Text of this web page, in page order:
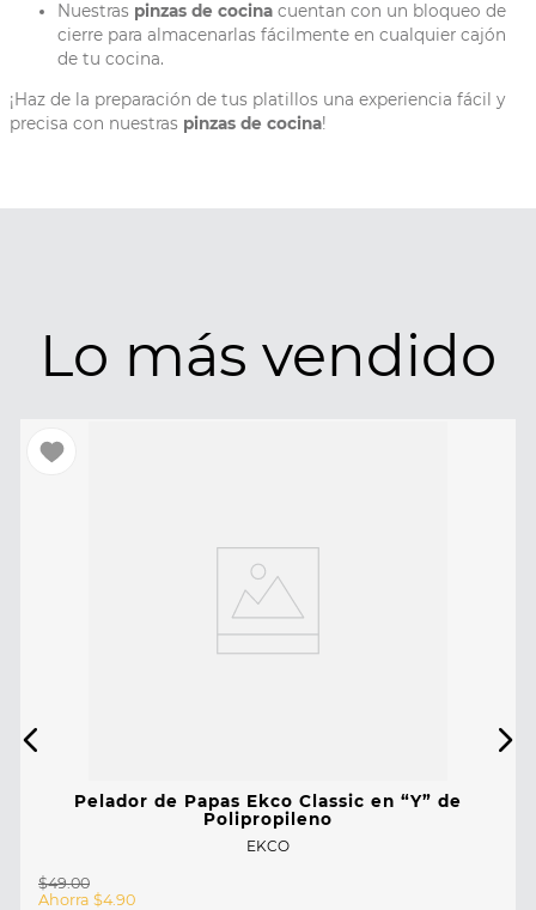
Nuestras pinzas de cocina cuentan con un bloqueo de
cierre para almacenarlas fácilmente en cualquier cajón
de tu cocina.
¡Haz de la preparación de tus platillos una experiencia fácil y
precisa con nuestras pinzas de cocina!
Lo más vendido
Pelador de Papas Ekco Classic en “Y” de
Polipropileno
EKCO
$49.00
Ahorra $4.90